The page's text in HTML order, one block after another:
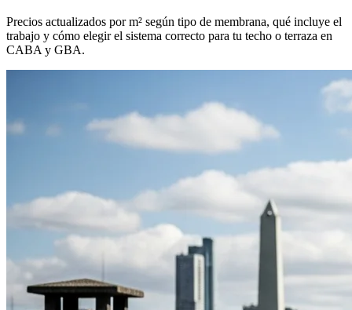
Precios actualizados por m² según tipo de membrana, qué incluye el
trabajo y cómo elegir el sistema correcto para tu techo o terraza en
CABA y GBA.